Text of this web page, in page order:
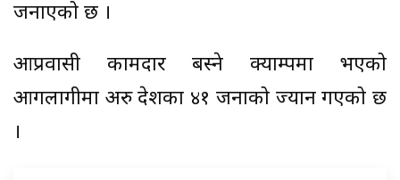
जनाएको छ ।
आप्रवासी कामदार बस्ने क्याम्पमा भएको
आगलागीमा अरु देशका ४१ जनाको ज्यान गएको छ
।